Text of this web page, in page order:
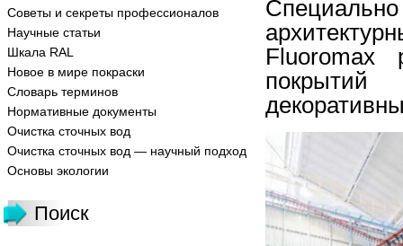
Советы и секреты профессионалов
Научные статьи
Шкала RAL
Новое в мире покраски
Словарь терминов
Нормативные документы
Очистка сточных вод
Очистка сточных вод — научный подход
Основы экологии
Поиск
Fluoromax